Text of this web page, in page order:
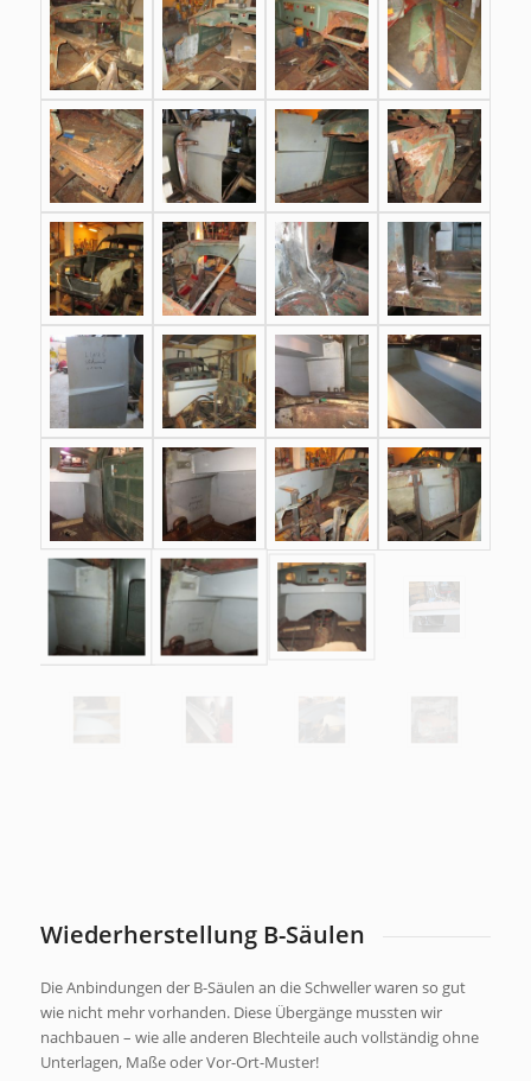
Wiederherstellung B-Säulen
Die Anbindungen der B-Säulen an die Schweller waren so gut
wie nicht mehr vorhanden. Diese Übergänge mussten wir
nachbauen – wie alle anderen Blechteile auch vollständig ohne
Unterlagen, Maße oder Vor-Ort-Muster!